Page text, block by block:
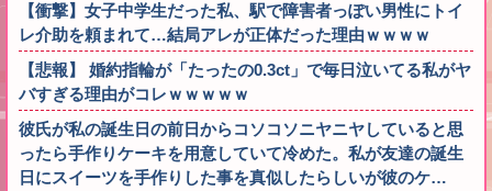
【衝撃】女子中学生だった私、駅で障害者っぽい男性にトイ
レ介助を頼まれて…結局アレが正体だった理由ｗｗｗｗ
【悲報】 婚約指輪が「たったの0.3ct」で毎日泣いてる私がヤ
バすぎる理由がコレｗｗｗｗｗ
彼氏が私の誕生日の前日からコソコソニヤニヤしていると思
ったら手作りケーキを用意していて冷めた。私が友達の誕生
日にスイーツを手作りした事を真似したらしいが彼のケ…